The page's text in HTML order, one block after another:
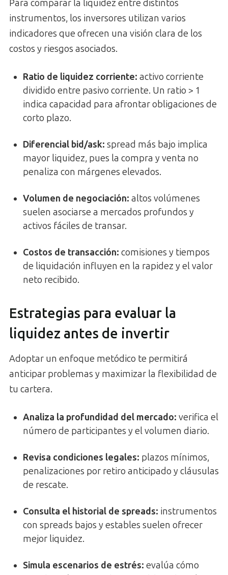
Para comparar la liquidez entre distintos
instrumentos, los inversores utilizan varios
indicadores que ofrecen una visión clara de los
costos y riesgos asociados.
Ratio de liquidez corriente: activo corriente
dividido entre pasivo corriente. Un ratio > 1
indica capacidad para afrontar obligaciones de
corto plazo.
Diferencial bid/ask: spread más bajo implica
mayor liquidez, pues la compra y venta no
penaliza con márgenes elevados.
Volumen de negociación: altos volúmenes
suelen asociarse a mercados profundos y
activos fáciles de transar.
Costos de transacción: comisiones y tiempos
de liquidación influyen en la rapidez y el valor
neto recibido.
Estrategias para evaluar la
liquidez antes de invertir
Adoptar un enfoque metódico te permitirá
anticipar problemas y maximizar la flexibilidad de
tu cartera.
Analiza la profundidad del mercado: verifica el
número de participantes y el volumen diario.
Revisa condiciones legales: plazos mínimos,
penalizaciones por retiro anticipado y cláusulas
de rescate.
Consulta el historial de spreads: instrumentos
con spreads bajos y estables suelen ofrecer
mejor liquidez.
Simula escenarios de estrés: evalúa cómo